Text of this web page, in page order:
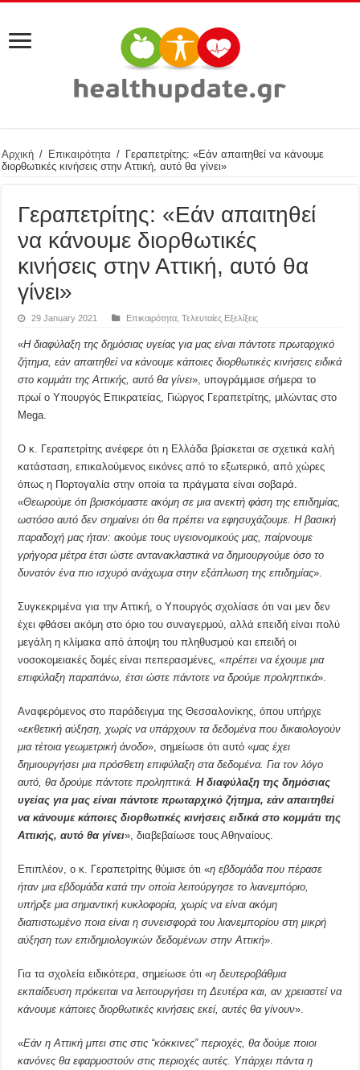
Αρχική / Επικαιρότητα / Γεραπετρίτης: «Εάν απαιτηθεί να κάνουμε
διορθωτικές κινήσεις στην Αττική, αυτό θα γίνει»
Γεραπετρίτης: «Εάν απαιτηθεί
να κάνουμε διορθωτικές
κινήσεις στην Αττική, αυτό θα
γίνει»
29 January 2021 Επικαιρότητα ,Τελευταίες Εξελίξεις
«Η διαφύλαξη της δημόσιας υγείας για μας είναι πάντοτε πρωταρχικό
ζήτημα, εάν απαιτηθεί να κάνουμε κάποιες διορθωτικές κινήσεις ειδικά
στο κομμάτι της Αττικής, αυτό θα γίνει», υπογράμμισε σήμερα το
πρωί ο Υπουργός Επικρατείας, Γιώργος Γεραπετρίτης, μιλώντας στο
Mega.
Ο κ. Γεραπετρίτης ανέφερε ότι η Ελλάδα βρίσκεται σε σχετικά καλή
κατάσταση, επικαλούμενος εικόνες από το εξωτερικό, από χώρες
όπως η Πορτογαλία στην οποία τα πράγματα είναι σοβαρά.
«Θεωρούμε ότι βρισκόμαστε ακόμη σε μια ανεκτή φάση της επιδημίας,
ωστόσο αυτό δεν σημαίνει ότι θα πρέπει να εφησυχάζουμε. Η βασική
παραδοχή μας ήταν: ακούμε τους υγειονομικούς μας, παίρνουμε
γρήγορα μέτρα έτσι ώστε αντανακλαστικά να δημιουργούμε όσο το
δυνατόν ένα πιο ισχυρό ανάχωμα στην εξάπλωση της επιδημίας».
Συγκεκριμένα για την Αττική, ο Υπουργός σχολίασε ότι ναι μεν δεν
έχει φθάσει ακόμη στο όριο του συναγερμού, αλλά επειδή είναι πολύ
μεγάλη η κλίμακα από άποψη του πληθυσμού και επειδή οι
νοσοκομειακές δομές είναι πεπερασμένες, «πρέπει να έχουμε μια
επιφύλαξη παραπάνω, έτσι ώστε πάντοτε να δρούμε προληπτικά».
Αναφερόμενος στο παράδειγμα της Θεσσαλονίκης, όπου υπήρχε
«εκθετική αύξηση, χωρίς να υπάρχουν τα δεδομένα που δικαιολογούν
μια τέτοια γεωμετρική άνοδο», σημείωσε ότι αυτό «μας έχει
δημιουργήσει μια πρόσθετη επιφύλαξη στα δεδομένα. Για τον λόγο
αυτό, θα δρούμε πάντοτε προληπτικά.Η διαφύλαξη της δημόσιας
υγείας για μας είναι πάντοτε πρωταρχικό ζήτημα, εάν απαιτηθεί
να κάνουμε κάποιες διορθωτικές κινήσεις ειδικά στο κομμάτι της
Αττικής, αυτό θα γίνει», διαβεβαίωσε τους Αθηναίους.
Επιπλέον, ο κ. Γεραπετρίτης θύμισε ότι «η εβδομάδα που πέρασε
ήταν μια εβδομάδα κατά την οποία λειτούργησε το λιανεμπόριο,
υπήρξε μια σημαντική κυκλοφορία, χωρίς να είναι ακόμη
διαπιστωμένο ποια είναι η συνεισφορά του λιανεμπορίου στη μικρή
αύξηση των επιδημιολογικών δεδομένων στην Αττική».
Για τα σχολεία ειδικότερα, σημείωσε ότι «η δευτεροβάθμια
εκπαίδευση πρόκειται να λειτουργήσει τη Δευτέρα και, αν χρειαστεί να
κάνουμε κάποιες διορθωτικές κινήσεις εκεί, αυτές θα γίνουν».
«Εάν η Αττική μπει στις στις “κόκκινες” περιοχές, θα δούμε ποιοι
κανόνες θα εφαρμοστούν στις περιοχές αυτές. Υπάρχει πάντα η